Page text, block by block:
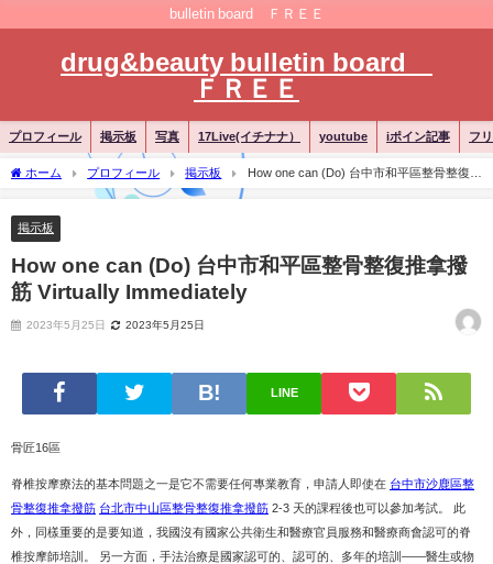
bulletin board ＦＲＥＥ
drug&beauty bulletin board
ＦＲＥＥ
プロフィール 掲示板 写真 17Live(イチナナ） youtube iポイン記事 フ
ホーム プロフィール 掲示板
How one can (Do) 台中市和平區整骨整復推
拿撥筋 Virtually Immediately
掲示板
How one can (Do) 台中市和平區整骨整復推拿撥
筋 Virtually Immediately
2023年5月25日 2023年5月25日
LINE
骨匠16區
脊椎按摩療法的基本問題之一是它不需要任何專業教育，申請人即使在 台中市沙鹿區整
骨整復推拿撥筋 台北市中山區整骨整復推拿撥筋 2-3 天的課程後也可以參加考試。 此
外，同樣重要的是要知道，我國沒有國家公共衛生和醫療官員服務和醫療商會認可的脊
椎按摩師培訓。 另一方面，手法治療是國家認可的、認可的、多年的培訓——醫生或物